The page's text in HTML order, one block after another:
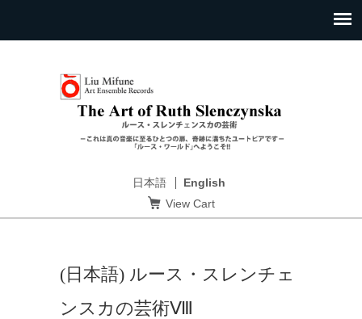
日本語
English
View Cart
(日本語) ルース・スレンチェ
ンスカの芸術Ⅷ